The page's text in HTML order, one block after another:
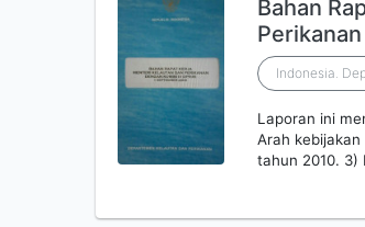
Bahan
Indonesia.
Laporan ini
Arah
tahun 2010. 3)